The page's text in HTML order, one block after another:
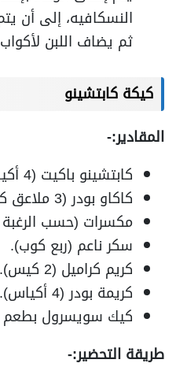
النسكافيه، إلى أن
ثم يضاف اللبن
كيكة كابتشينو
المقادير:-
كابتشينو باكيت (4 أكياس).
كاكاو بودر (3 ملاعق كبيرة).
مكسرات (حسب الرغبة
سكر ناعم (ربع كوب).
كريم كراميل (2 كيس).
كريمة بودر (4 أكياس).
كيك سويسرول بطعم
طريقة التحضير:-